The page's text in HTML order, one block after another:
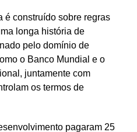
é construído sobre regras
longa história de
pelo domínio de
o Banco Mundial e o
juntamente com
os termos de
pagaram 25